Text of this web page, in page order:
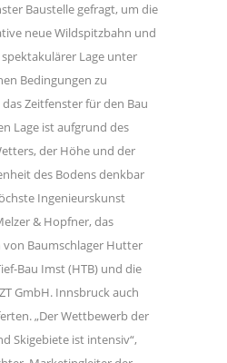
Baustelle gefragt, um die
neue Wildspitzbahn und
spektakulärer Lage unter
Bedingungen zu
Zeitfenster für den Bau
Lage ist aufgrund des
der Höhe und der
des Bodens denkbar
Ingenieurskunst
& Hopfner, das
Baumschlager Hutter
Bau Imst (HTB) und die
GmbH. Innsbruck auch
„Der Wettbewerb der
Skigebiete ist intensiv“,